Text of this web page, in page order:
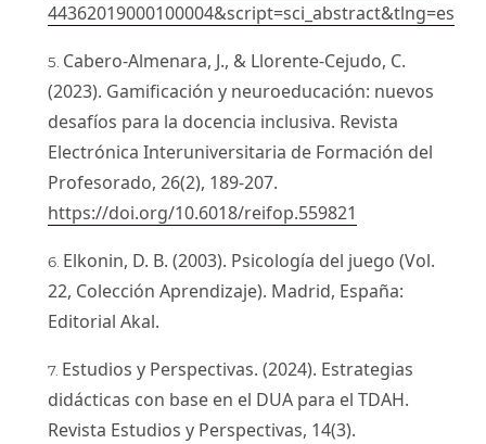
44362019000100004&script=sci_abstract&tlng=es
Cabero-Almenara, J., & Llorente-Cejudo, C.
(2023). Gamificación y neuroeducación: nuevos
desafíos para la docencia inclusiva. Revista
Electrónica Interuniversitaria de Formación del
Profesorado, 26(2), 189-207.
https://doi.org/10.6018/reifop.559821
Elkonin, D. B. (2003). Psicología del juego (Vol.
22, Colección Aprendizaje). Madrid, España:
Editorial Akal.
Estudios y Perspectivas. (2024). Estrategias
didácticas con base en el DUA para el TDAH.
Revista Estudios y Perspectivas, 14(3).